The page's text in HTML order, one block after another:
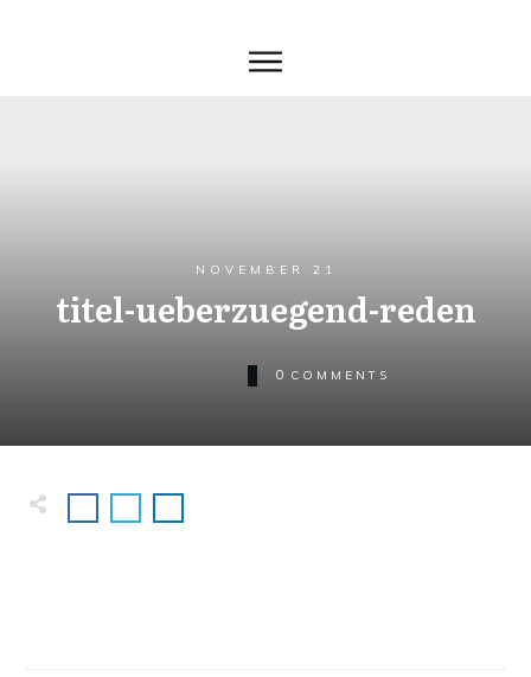
NOVEMBER 21
titel-ueberzuegend-reden
0 COMMENTS